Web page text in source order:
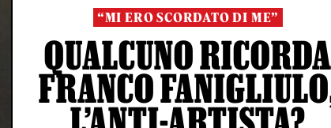
“MI ERO SCORDATO DI ME”
QUALCUNO
FRANCO